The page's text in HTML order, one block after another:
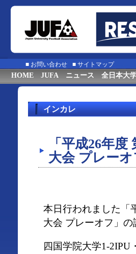
■ お問い合わせ ■ サイトマップ
HOME JUFA ニュース 全日本大
インカレ
「平成26年
大会 プレー
本日行われました「
大会 プレーオフ」
四国学院大学1-2IPU